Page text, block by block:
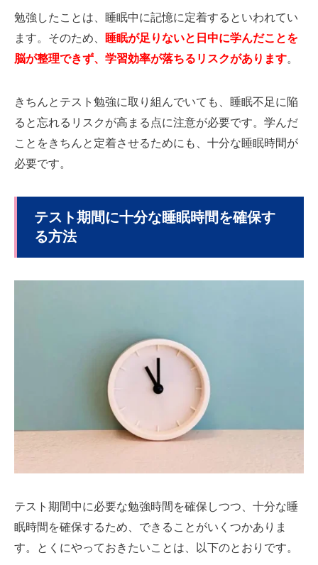
勉強したことは、睡眠中に記憶に定着するといわれてい
ます。そのため、 睡眠が足りないと日中に学んだことを
脳が整理できず、学習効率が落ちるリスクがあります。
きちんとテスト勉強に取り組んでいても、睡眠不足に陥
ると忘れるリスクが高まる点に注意が必要です。学んだ
ことをきちんと定着させるためにも、十分な睡眠時間が
必要です。
テスト期間に十分な睡眠時間を確保す
る方法
テスト期間中に必要な勉強時間を確保しつつ、十分な睡
眠時間を確保するため、できることがいくつかありま
す。とくにやっておきたいことは、以下のとおりです。